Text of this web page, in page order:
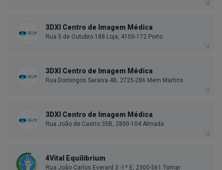
3DXI Centro de Imagem Médica
Rua 5 de Outubro 188 Loja, 4100-172 Porto
3DXI Centro de Imagem Médica
Rua Domingos Saraiva 4B, 2725-286 Mem Martins
3DXI Centro de Imagem Médica
Rua João de Castro 35B, 2800-104 Almada
4Vital Equilibrium
Rua João Carlos Everard 3 -1º E, 2300-561 Tomar